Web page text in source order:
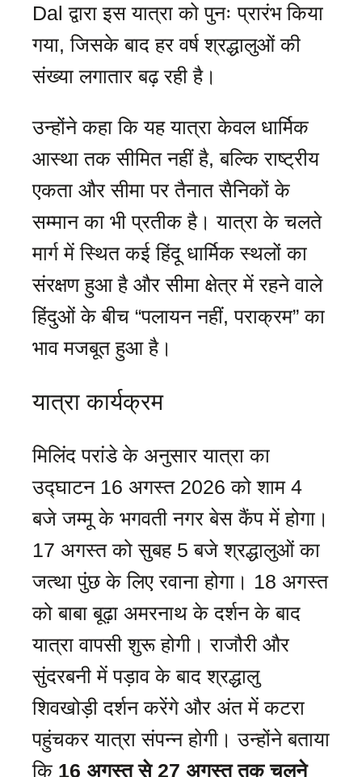
Dal द्वारा इस यात्रा को पुनः प्रारंभ किया
गया, जिसके बाद हर वर्ष श्रद्धालुओं की
संख्या लगातार बढ़ रही है।
उन्होंने कहा कि यह यात्रा केवल धार्मिक
आस्था तक सीमित नहीं है, बल्कि राष्ट्रीय
एकता और सीमा पर तैनात सैनिकों के
सम्मान का भी प्रतीक है। यात्रा के चलते
मार्ग में स्थित कई हिंदू धार्मिक स्थलों का
संरक्षण हुआ है और सीमा क्षेत्र में रहने वाले
हिंदुओं के बीच “पलायन नहीं, पराक्रम” का
भाव मजबूत हुआ है।
यात्रा कार्यक्रम
मिलिंद परांडे के अनुसार यात्रा का
उद्घाटन 16 अगस्त 2026 को शाम 4
बजे जम्मू के भगवती नगर बेस कैंप में होगा।
17 अगस्त को सुबह 5 बजे श्रद्धालुओं का
जत्था पुंछ के लिए रवाना होगा। 18 अगस्त
को बाबा बूढ़ा अमरनाथ के दर्शन के बाद
यात्रा वापसी शुरू होगी। राजौरी और
सुंदरबनी में पड़ाव के बाद श्रद्धालु
शिवखोड़ी दर्शन करेंगे और अंत में कटरा
पहुंचकर यात्रा संपन्न होगी। उन्होंने बताया
कि 16 अगस्त से 27 अगस्त तक चलने